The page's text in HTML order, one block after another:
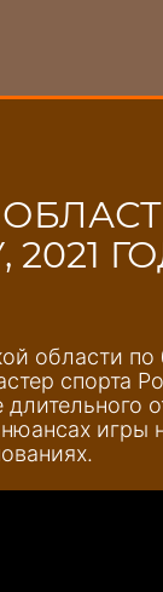
области
спорта
игры